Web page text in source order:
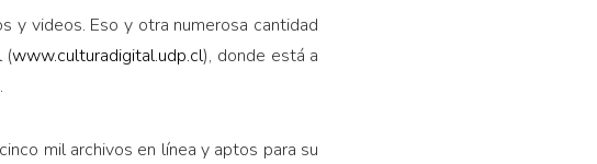
y videos. Eso y otra numerosa cantidad
(www.culturadigital.udp.cl), donde está a
mil archivos en línea y aptos para su